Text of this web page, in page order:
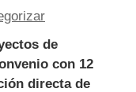
de
con 12
directa de